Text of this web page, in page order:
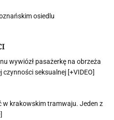
osiedlu
wywiózł pasażerkę na obrzeża
czynności seksualnej [+VIDEO]
krakowskim tramwaju. Jeden z